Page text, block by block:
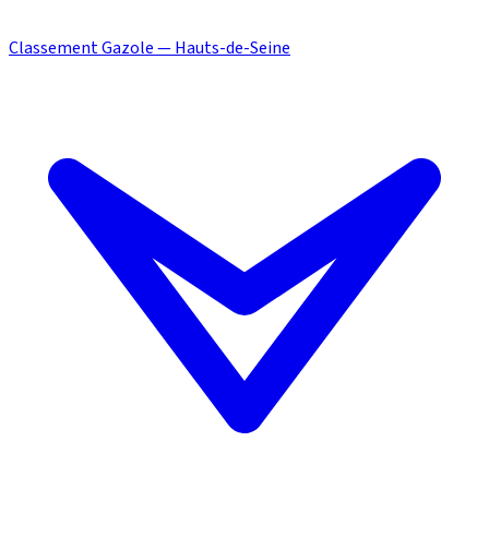
Classement Gazole — Hauts-de-Seine